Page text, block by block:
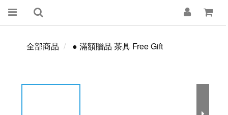
全部商品 ● 滿額贈品 茶具 Free Gift